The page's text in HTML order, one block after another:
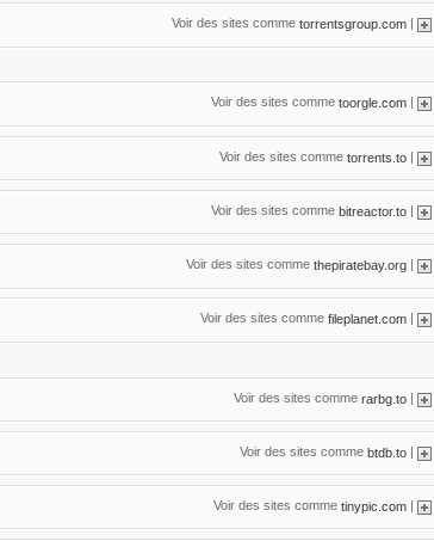
Voir des sites comme torrentsgroup.com |
Voir des sites comme toorgle.com
Voir des sites comme torrents.to |
Voir des sites comme bitreactor.to |
Voir des sites comme thepiratebay.org |
Voir des sites comme fileplanet.com
Voir des sites comme rarbg.to |
Voir des sites comme btdb.to |
Voir des sites comme tinypic.com |